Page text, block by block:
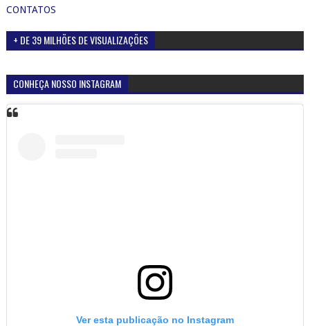
CONTATOS
+ DE 39 MILHÕES DE VISUALIZAÇÕES
CONHEÇA NOSSO INSTAGRAM
Ver esta publicação no Instagram